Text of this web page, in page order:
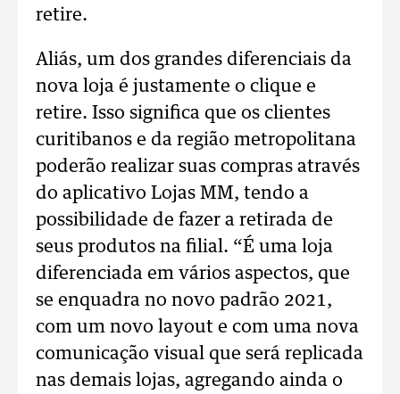
retire.
Aliás, um dos grandes diferenciais da
nova loja é justamente o clique e
retire. Isso significa que os clientes
curitibanos e da região metropolitana
poderão realizar suas compras através
do aplicativo Lojas MM, tendo a
possibilidade de fazer a retirada de
seus produtos na filial. “É uma loja
diferenciada em vários aspectos, que
se enquadra no novo padrão 2021,
com um novo layout e com uma nova
comunicação visual que será replicada
nas demais lojas, agregando ainda o